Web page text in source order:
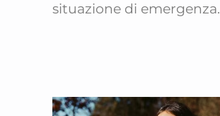
situazione di emergenza.